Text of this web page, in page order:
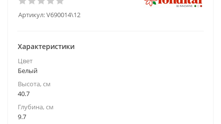
Артикул:V690014\12
Характеристики
Цвет
Белый
Высота, см
40.7
Глубина, см
9.7